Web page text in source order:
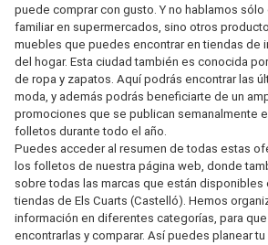
puede comprar con gusto. Y no hablamos
familiar en supermercados, sino otros
muebles que puedes encontrar en tiendas de
del hogar. Esta ciudad también es conocida
de ropa y zapatos. Aquí podrás encontrar las
moda, y además podrás beneficiarte de un
promociones que se publican semanalmente
folletos durante todo el año.
Puedes acceder al resumen de todas estas
los folletos de nuestra página web, donde
sobre todas las marcas que están disponibles
tiendas de Els Cuarts (Castelló). Hemos
información en diferentes categorías, para
encontrarlas y comparar. Así puedes planear